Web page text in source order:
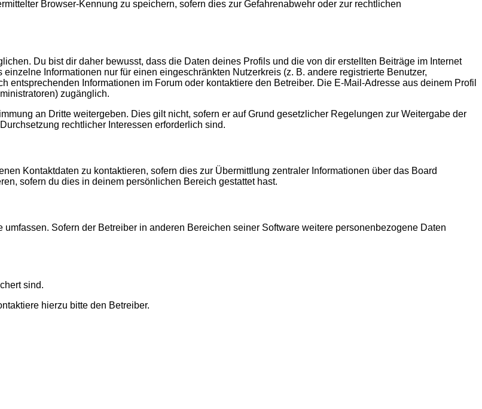
Browser-Kennung zu speichern, sofern dies zur Gefahrenabwehr oder zur rechtlichen
Du bist dir daher bewusst, dass die Daten deines Profils und die von dir erstellten Beiträge im Internet
Informationen nur für einen eingeschränkten Nutzerkreis (z. B. andere registrierte Benutzer,
Informationen im Forum oder kontaktiere den Betreiber. Die E-Mail-Adresse aus deinem Profil
zugänglich.
an Dritte weitergeben. Dies gilt nicht, sofern er auf Grund gesetzlicher Regelungen zur Weitergabe der
rechtlicher Interessen erforderlich sind.
Kontaktdaten zu kontaktieren, sofern dies zur Übermittlung zentraler Informationen über das Board
sofern du dies in deinem persönlichen Bereich gestattet hast.
Sofern der Betreiber in anderen Bereichen seiner Software weitere personenbezogene Daten
sind.
hierzu bitte den Betreiber.